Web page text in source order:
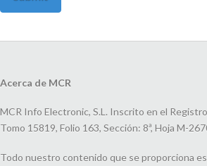
Acerca de MCR
MCR Info Electronic, S.L. Inscrito en el
Tomo 15819, Folio 163, Sección: 8ª, Hoja M-
Todo nuestro contenido que se proporciona